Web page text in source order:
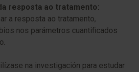
resposta ao tratamento:
a resposta ao tratamento,
nos parámetros cuantificados
na investigación para estudar